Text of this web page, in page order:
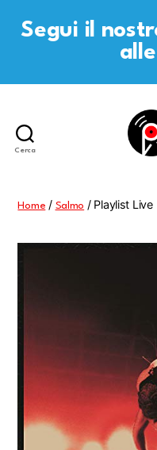
Segui il
Cerca
Home / Salmo / Playlist Live